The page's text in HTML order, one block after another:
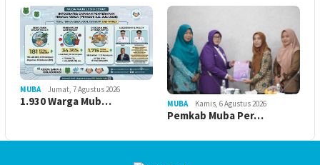
MUBA Jumat, 7 Agustus 2026
1.930 Warga Mub… MUBA Kamis, 6 Agustus 2026
Pemkab Muba Per…